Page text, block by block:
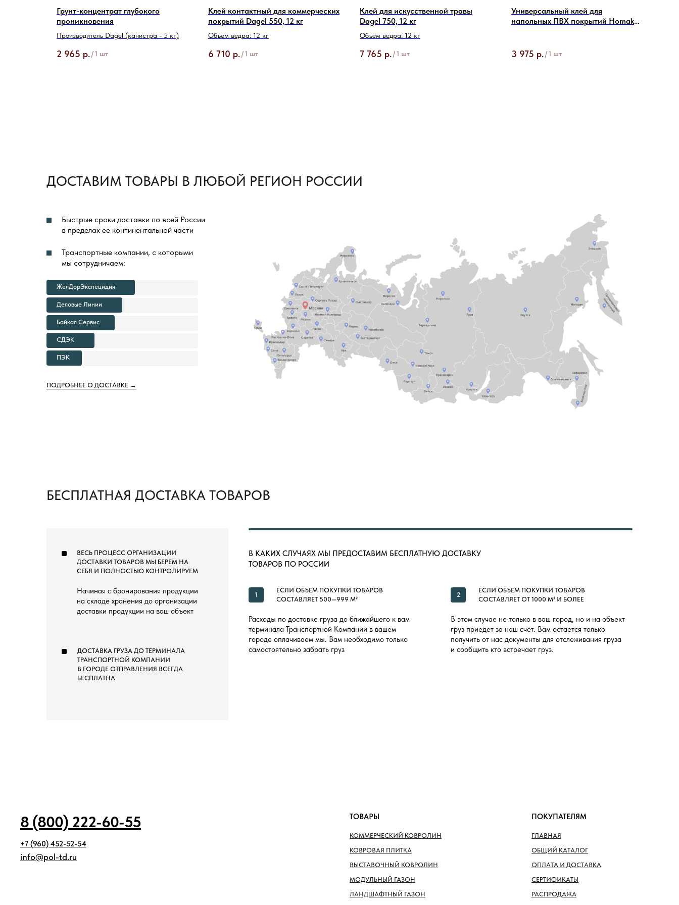
Грунт-концентрат глубокого
проникновения
Производитель Dagel (канистра - 5 кг)
2 965 р./1 шт
Клей контактный для коммерческих
покрытий Dagel 550, 12 кг
Объем ведра: 12 кг
6 710 р./1 шт
Клей для искусственной травы
Dagel 750, 12 кг
Объем ведра: 12 кг
7 765 р./1 шт
Универсальный клей для
напольных ПВХ покрытий Homakoll
3 975 р./1 шт
ДОСТАВИМ ТОВАРЫ В ЛЮБОЙ РЕГИОН РОССИИ
Быстрые сроки доставки по всей России
в пределах ее континентальной части
Транспортные компании, с которыми
мы сотрудничаем:
ЖелДорЭкспецидия
Деловые Линии
Байкал Сервис
СДЭК
ПЭК
ПОДРОБНЕЕ О ДОСТАВКЕ →
БЕСПЛАТНАЯ ДОСТАВКА ТОВАРОВ
ВЕСЬ ПРОЦЕСС ОРГАНИЗАЦИИ
ДОСТАВКИ ТОВАРОВ МЫ БЕРЕМ НА
СЕБЯ И ПОЛНОСТЬЮ КОНТРОЛИРУЕМ
Начиная с бронирования продукции
на складе хранения до организации
доставки продукции на ваш объект
В этом случае не только в ваш город, но и на объект
груз приедет за наш счёт. Вам остается только
получить от нас документы для отслеживания груза
и сообщить кто встречает груз.
Расходы по доставке груза до ближайшего к вам
терминала Транспортной Компании в вашем
городе оплачиваем мы. Вам необходимо только
самостоятельно забрать груз
ДОСТАВКА ГРУЗА ДО ТЕРМИНАЛА
ТРАНСПОРТНОЙ КОМПАНИИ
В ГОРОДЕ ОТПРАВЛЕНИЯ ВСЕГДА
БЕСПЛАТНА
1 2
В КАКИХ СЛУЧАЯХ МЫ ПРЕДОСТАВИМ БЕСПЛАТНУЮ ДОСТАВКУ
ТОВАРОВ ПО РОССИИ
ЕСЛИ ОБЪЕМ ПОКУПКИ ТОВАРОВ
СОСТАВЛЯЕТ 500—999 М²
ЕСЛИ ОБЪЕМ ПОКУПКИ ТОВАРОВ
СОСТАВЛЯЕТ ОТ 1000 М² И БОЛЕЕ
8 (800) 222-60-55
info@pol-td.ru
КОММЕРЧЕСКИЙ КОВРОЛИН
КОВРОВАЯ ПЛИТКА
ВЫСТАВОЧНЫЙ КОВРОЛИН
МОДУЛЬНЫЙ ГАЗОН
ТОВАРЫ
ОБЩИЙ КАТАЛОГ
ОПЛАТА И ДОСТАВКА
СЕРТИФИКАТЫ
РАСПРОДАЖА
ПОКУПАТЕЛЯМ
+7 (960) 452-52-54
ГЛАВНАЯ
ЛАНДШАФТНЫЙ ГАЗОН